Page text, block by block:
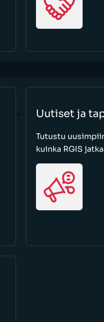
Uutiset ja
Tutustu
kuinka RGIS